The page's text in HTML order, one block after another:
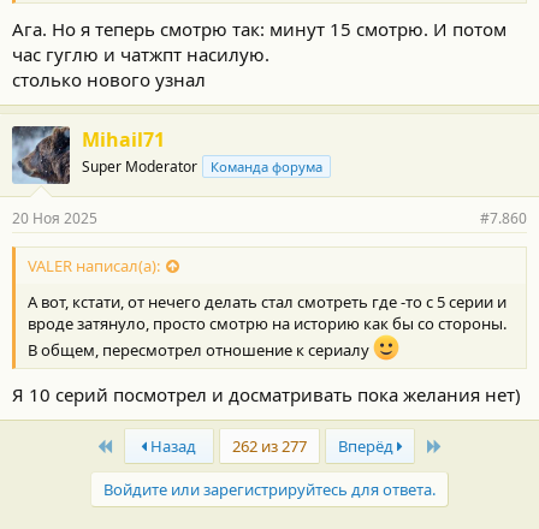
Ага. Но я теперь смотрю так: минут 15 смотрю. И потом
час гуглю и чатжпт насилую.
столько нового узнал
Mihail71
Super Moderator Команда форума
20 Ноя 2025 #7.860
VALER написал(а):
А вот, кстати, от нечего делать стал смотреть где -то с 5 серии и
вроде затянуло, просто смотрю на историю как бы со стороны.
В общем, пересмотрел отношение к сериалу
Я 10 серий посмотрел и досматривать пока желания нет)
First Назад 262 из 277 Вперёд
Войдите или зарегистрируйтесь для ответа.